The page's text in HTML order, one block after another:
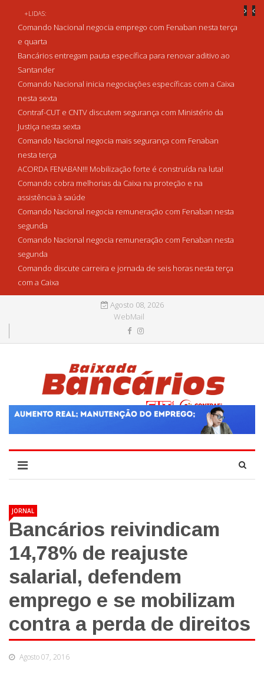
+LIDAS:
Comando Nacional negocia emprego com Fenaban nesta terça
e quarta
Bancários entregam pauta específica para renovar aditivo ao
Santander
Comando Nacional inicia negociações específicas com a Caixa
nesta sexta
Contraf-CUT e CNTV discutem segurança com Ministério da
Justiça nesta sexta
Comando Nacional negocia mais segurança com Fenaban
nesta terça
ACORDA FENABAN!!! Mobilização forte é construída na luta!
Comando cobra melhorias da Caixa na proteção e na
assistência à saúde
Comando Nacional negocia remuneração com Fenaban nesta
segunda
Comando Nacional negocia remuneração com Fenaban nesta
segunda
Comando discute carreira e jornada de seis horas nesta terça
com a Caixa
Agosto 08, 2026
WebMail
JORNAL
Bancários reivindicam
14,78% de reajuste
salarial, defendem
emprego e se mobilizam
contra a perda de direitos
Agosto 07, 2016